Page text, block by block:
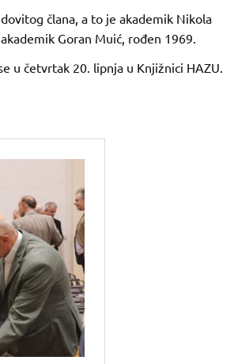
člana, a to je akademik Nikola
Goran Muić, rođen 1969.
u četvrtak 20. lipnja u Knjižnici HAZU.